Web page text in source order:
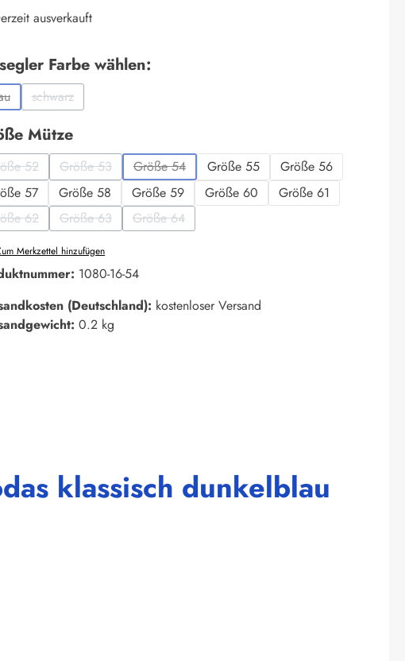
ausverkauft
Farbe wählen:auswählen
Option ist zurzeit nicht verfügbar.)
schwarz
(Diese Option ist zurzeit nicht verfügbar.)
Mützeauswählen
52
(Diese Option ist zurzeit nicht verfügbar.)
Größe 53
(Diese Option ist zurzeit nicht verfügbar.)
Größe 54
(Diese Option ist zurzeit nicht verfügbar.)
Größe 55
Größe 56
57
Größe 58 Größe 59 Größe 60
Größe 61
62
(Diese Option ist zurzeit nicht verfügbar.)
Größe 63
(Diese Option ist zurzeit nicht verfügbar.)
Größe 64
(Diese Option ist zurzeit nicht verfügbar.)
Merkzettel hinzufügen
1080-16-54
(Deutschland): kostenloser Versand
0.2 kg
klassisch dunkelblau